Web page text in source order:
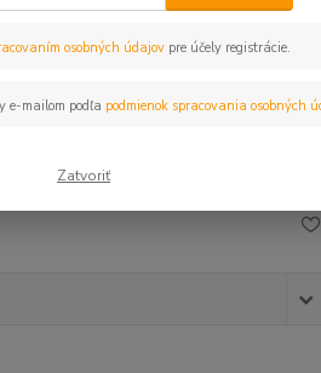
osobných údajov pre účely registrácie.
e-mailom podľa podmienok spracovania osobných
Zatvoriť